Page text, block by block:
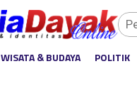
WISATA & BUDAYA POLITIK